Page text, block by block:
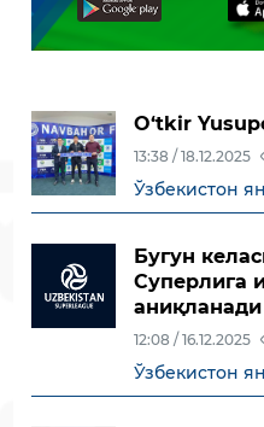
Ўзбекистон
13:38 / 18.12.2025
O‘tkir
Ўзбекистон
12:08 / 16.12.2025
Бугун
Суперлига
аниқланади